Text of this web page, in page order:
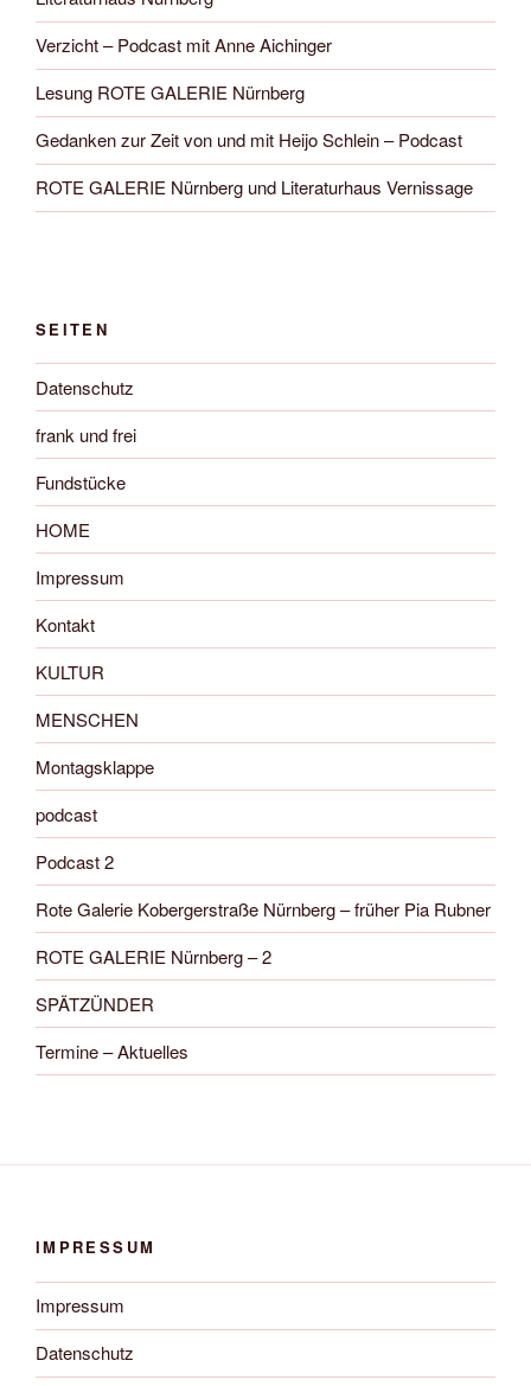
Verzicht – Podcast mit Anne Aichinger
Lesung ROTE GALERIE Nürnberg
Gedanken zur Zeit von und mit Heijo Schlein – Podcast
ROTE GALERIE Nürnberg und Literaturhaus Vernissage
SEITEN
Datenschutz
frank und frei
Fundstücke
HOME
Impressum
Kontakt
KULTUR
MENSCHEN
Montagsklappe
podcast
Podcast 2
Rote Galerie Kobergerstraße Nürnberg – früher Pia Rubner
ROTE GALERIE Nürnberg – 2
SPÄTZÜNDER
Termine – Aktuelles
IMPRESSUM
Impressum
Datenschutz